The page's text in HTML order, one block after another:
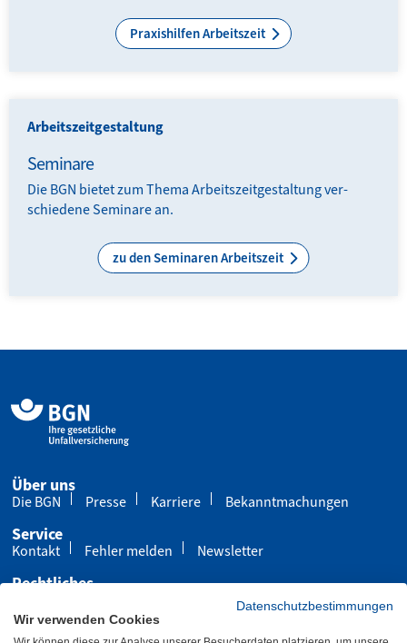
Praxishilfen Arbeitszeit
Arbeitszeitgestaltung
Seminare
Die BGN bietet zum Thema Arbeits­zeit­gestaltung ver­
schiede­ne Seminare an.
zu den Seminaren Arbeitszeit
Über uns
Die BGN Presse Karriere Bekanntmachungen
Service
Kontakt Fehler melden Newsletter
Rechtliches
Cookies
Barrierefreiheit
Datenschutzbestimmungen
Wir verwenden Cookies